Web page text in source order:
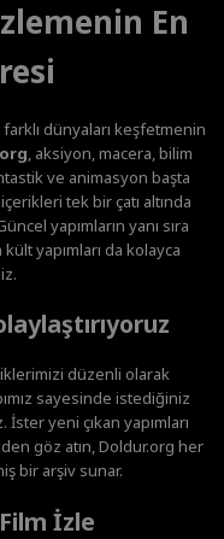
En
dünyaları keşfetmenin
, aksiyon, macera, bilim
ve animasyon başta
tek bir çatı altında
yapımların yanı sıra
yapımları da kolayca
düzenli olarak
sayesinde istediğiniz
İster yeni çıkan yapımları
göz atın, Doldur.org her
bir arşiv sunar.
İzle